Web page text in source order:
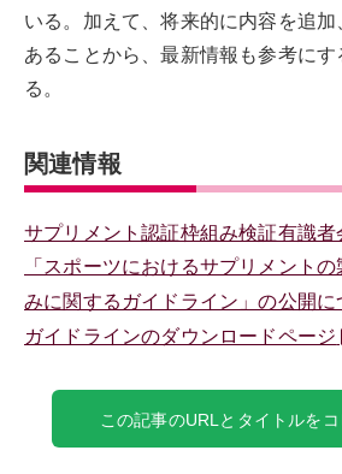
いる。加えて、将来的に内容を追
あることから、最新情報も参考に
る。
関連情報
サプリメント認証枠組み検証有識
「スポーツにおけるサプリメント
みに関するガイドライン」の公開に
ガイドラインのダウンロードページ
この記事のURLとタイトルをコ